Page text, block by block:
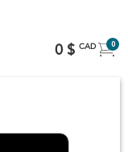
0 $ CAD 0